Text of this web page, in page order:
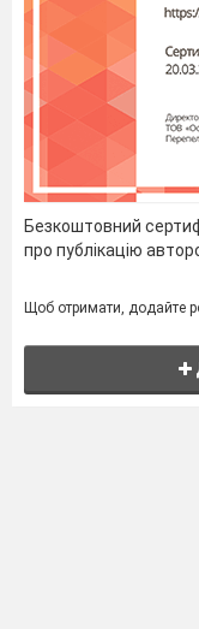
Безкоштовний
про публікацію
Щоб отримати, додайте